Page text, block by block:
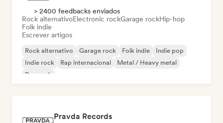
> 2400 feedbacks enviados
Rock alternativoElectronic rockGarage rockHip-hop
Folk indie
Escrever artigos
Rock alternativo Garage rock Folk indie
Indie pop
Indie rock
Rap internacional
Metal / Heavy metal
Pop rock
Pravda Records